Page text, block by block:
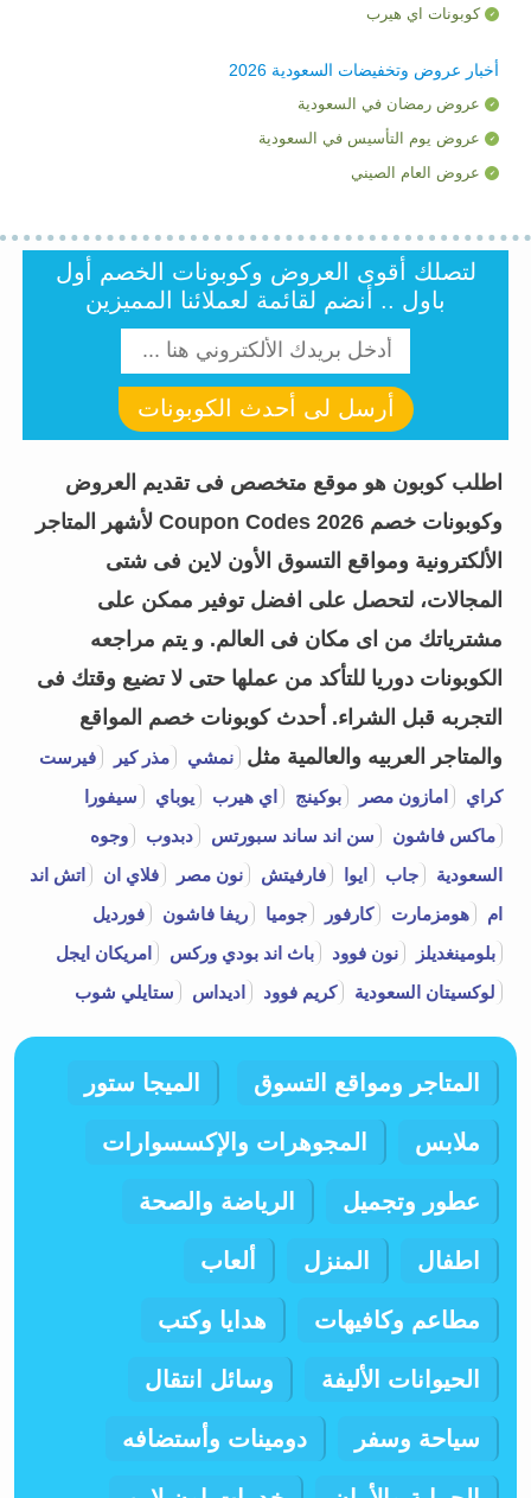
كوبونات اي هيرب
أخبار عروض وتخفيضات السعودية 2026
عروض رمضان في السعودية
عروض يوم التأسيس في السعودية
عروض العام الصيني
لتصلك أقوى العروض وكوبونات الخصم أول
باول .. أنضم لقائمة لعملائنا المميزين
أرسل لى أحدث الكوبونات
اطلب كوبون هو موقع متخصص فى تقديم العروض
وكوبونات خصم Coupon Codes 2026 لأشهر المتاجر
الألكترونية ومواقع التسوق الأون لاين فى شتى
المجالات، لتحصل على افضل توفير ممكن على
مشترياتك من اى مكان فى العالم. و يتم مراجعه
الكوبونات دوريا للتأكد من عملها حتى لا تضيع وقتك فى
التجربه قبل الشراء. أحدث كوبونات خصم المواقع
والمتاجر العربيه والعالمية مثل
نمشي مذر كير
فيرست
كراي
امازون مصر بوكينج اي هيرب يوباي
سيفورا
ماكس فاشون
سن اند ساند سبورتس دبدوب
وجوه
السعودية
جاب ايوا فارفيتش نون مصر فلاي ان
اتش اند
ام
هومزمارت كارفور جوميا ريفا فاشون
فورديل
بلومينغديلز
نون فوود باث اند بودي وركس
امريكان ايجل
لوكسيتان السعودية
كريم فوود اديداس ستايلي شوب
المتاجر ومواقع التسوق الميجا ستور
ملابس المجوهرات والإكسسوارات
عطور وتجميل الرياضة والصحة
اطفال المنزل ألعاب
مطاعم وكافيهات هدايا وكتب
الحيوانات الأليفة وسائل انتقال
سياحة وسفر دومينات وأستضافه